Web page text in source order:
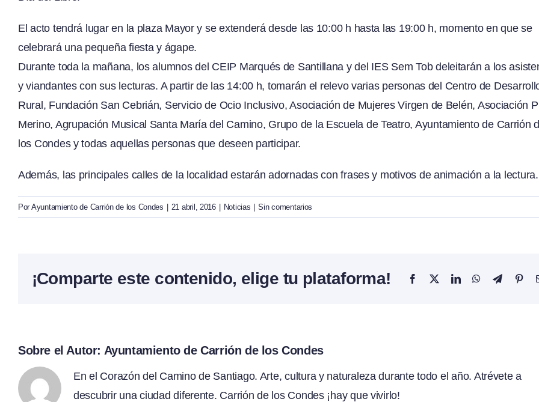
El acto tendrá lugar en la plaza Mayor y se extenderá desde las 10:00 h hasta las 19:00 h, momento en que se
celebrará una pequeña fiesta y ágape.
Durante toda la mañana, los alumnos del CEIP Marqués de Santillana y del IES Sem Tob deleitarán a los
y viandantes con sus lecturas. A partir de las 14:00 h, tomarán el relevo varias personas del Centro de
Rural, Fundación San Cebrián, Servicio de Ocio Inclusivo, Asociación de Mujeres Virgen de Belén, Asociación
Merino, Agrupación Musical Santa María del Camino, Grupo de la Escuela de Teatro, Ayuntamiento de Carrión
los Condes y todas aquellas personas que deseen participar.
Además, las principales calles de la localidad estarán adornadas con frases y motivos de animación a la lectura.
Por Ayuntamiento de Carrión de los Condes | 21 abril, 2016 | Noticias | Sin comentarios
¡Comparte este contenido, elige tu plataforma! Facebook
X LinkedInWhatsApp
Telegram
Sobre el Autor: Ayuntamiento de Carrión de los Condes
En el Corazón del Camino de Santiago. Arte, cultura y naturaleza durante todo el año. Atrévete a
descubrir una ciudad diferente. Carrión de los Condes ¡hay que vivirlo!